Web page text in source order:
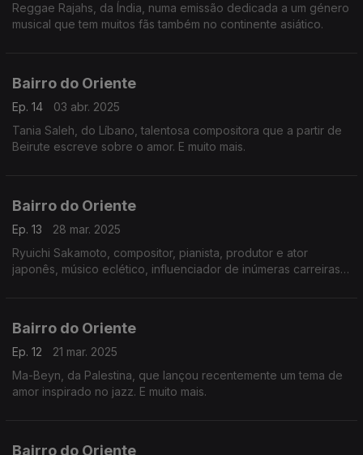
Reggae Rajahs, da Índia, numa emissão dedicada a um género
musical que tem muitos fãs também no continente asiático.
Bairro do Oriente
Ep. 14
03 abr. 2025
Tania Saleh, do Líbano, talentosa compositora que a partir de
Beirute escreve sobre o amor. E muito mais.
Bairro do Oriente
Ep. 13
28 mar. 2025
Ryuichi Sakamoto, compositor, pianista, produtor e ator
japonês, músico eclético, influenciador de inúmeras carreiras e
Bairro do Oriente
Ep. 12
21 mar. 2025
Ma-Beyn, da Palestina, que lançou recentemente um tema de
amor inspirado no jazz. E muito mais.
Bairro do Oriente